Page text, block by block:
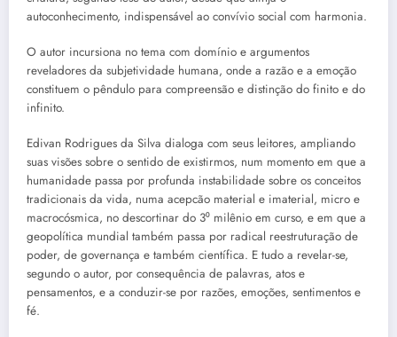
autoconhecimento, indispensável ao convívio social com harmonia.
O autor incursiona no tema com domínio e argumentos
reveladores da subjetividade humana, onde a razão e a emoção
constituem o pêndulo para compreensão e distinção do finito e do
infinito.
Edivan Rodrigues da Silva dialoga com seus leitores, ampliando
suas visões sobre o sentido de existirmos, num momento em que a
humanidade passa por profunda instabilidade sobre os conceitos
tradicionais da vida, numa acepcão material e imaterial, micro e
macrocósmica, no descortinar do 3⁰ milênio em curso, e em que a
geopolítica mundial também passa por radical reestruturação de
poder, de governança e também científica. E tudo a revelar-se,
segundo o autor, por consequência de palavras, atos e
pensamentos, e a conduzir-se por razões, emoções, sentimentos e
fé.